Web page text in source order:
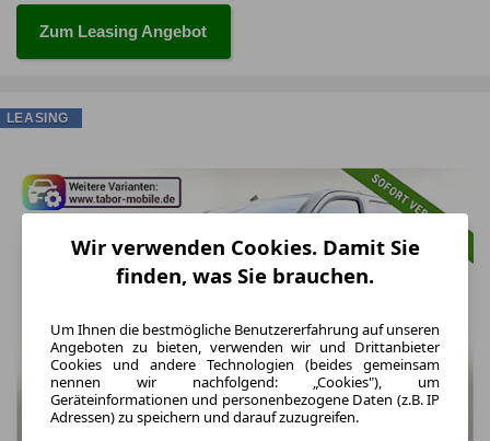
Zum Leasing Angebot
LEASING
Wir verwenden Cookies. Damit Sie
finden, was Sie brauchen.
Um Ihnen die bestmögliche Benutzererfahrung auf unseren
Angeboten zu bieten, verwenden wir und Drittanbieter
Cookies und andere Technologien (beides gemeinsam
nennen wir nachfolgend: „Cookies"), um
Geräteinformationen und personenbezogene Daten (z.B. IP
Adressen) zu speichern und darauf zuzugreifen.